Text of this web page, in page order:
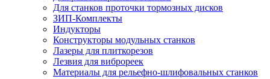
Для станков проточки тормозных дисков
ЗИП-Комплекты
Индукторы
Конструкторы модульных станков
Лазеры для плиткорезов
Лезвия для виброреек
Материалы для рельефно-шлифовальных станков